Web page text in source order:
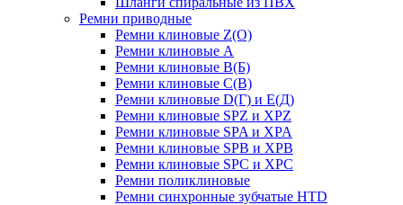
Ремни приводные
Ремни клиновые Z(О)
Ремни клиновые А
Ремни клиновые В(Б)
Ремни клиновые С(В)
Ремни клиновые D(Г) и Е(Д)
Ремни клиновые SPZ и XPZ
Ремни клиновые SPA и XPA
Ремни клиновые SPB и XPB
Ремни клиновые SPC и XPC
Ремни поликлиновые
Ремни синхронные зубчатые HTD